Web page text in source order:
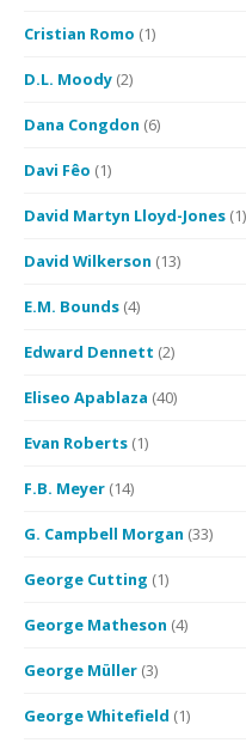
Cristian Romo (1)
D.L. Moody (2)
Dana Congdon (6)
Davi Fêo (1)
David Martyn Lloyd-Jones (1)
David Wilkerson (13)
E.M. Bounds (4)
Edward Dennett (2)
Eliseo Apablaza (40)
Evan Roberts (1)
F.B. Meyer (14)
G. Campbell Morgan (33)
George Cutting (1)
George Matheson (4)
George Müller (3)
George Whitefield (1)